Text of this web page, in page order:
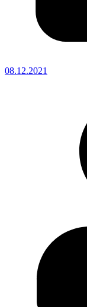
08.12.2021